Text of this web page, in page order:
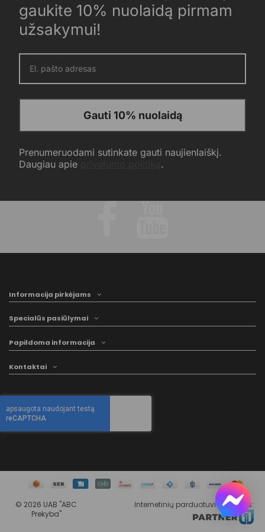
gaukite 10% nuolaidą pirmam
užsakymui!
Gauti 10% nuolaidą
Prenumeruodami sutinkate gauti naujienlaiškį.
Daugiau apie
.
Informacija pirkėjams
Specialūs pasiūlymai
Papildoma informacija
Kontaktai
© 2026 UAB "ABC
Prekyba"
Internetinių parduotuvių kūrimas: